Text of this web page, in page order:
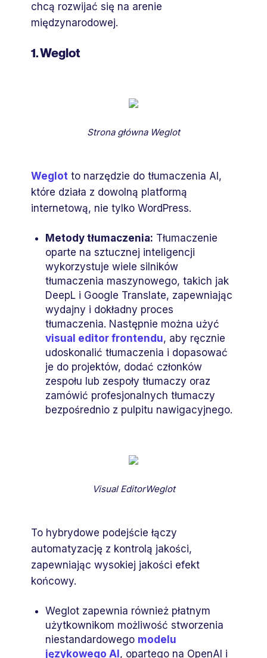
chcą rozwijać się na arenie
międzynarodowej.
1. Weglot
Strona główna Weglot
Weglot to narzędzie do tłumaczenia AI,
które działa z dowolną platformą
internetową, nie tylko WordPress.
Metody tłumaczenia: Tłumaczenie
oparte na sztucznej inteligencji
wykorzystuje wiele silników
tłumaczenia maszynowego, takich jak
DeepL i Google Translate, zapewniając
wydajny i dokładny proces
tłumaczenia. Następnie można użyć
visual editor frontendu, aby ręcznie
udoskonalić tłumaczenia i dopasować
je do projektów, dodać członków
zespołu lub zespoły tłumaczy oraz
zamówić profesjonalnych tłumaczy
bezpośrednio z pulpitu nawigacyjnego.
Visual EditorWeglot
To hybrydowe podejście łączy
automatyzację z kontrolą jakości,
zapewniając wysokiej jakości efekt
końcowy.
Weglot zapewnia również płatnym
użytkownikom możliwość stworzenia
niestandardowego modelu
językowego AI , opartego na OpenAI i